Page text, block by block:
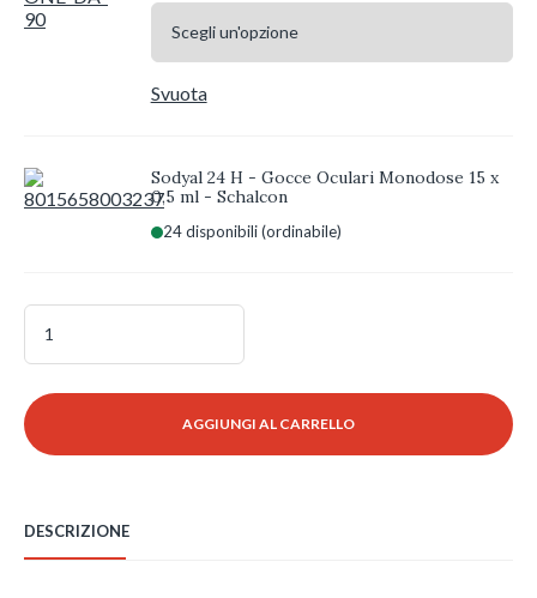
Svuota
Sodyal 24 H - Gocce Oculari Monodose 15 x
0,5 ml - Schalcon
24 disponibili (ordinabile)
Precision1
(2x90
lenti)
Sodyal
24H
quantità
AGGIUNGI AL CARRELLO
DESCRIZIONE